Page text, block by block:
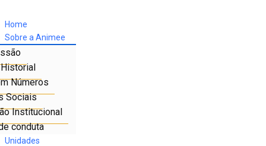
Home
Sobre a Animee
Números
Sociais
Institucional
conduta
Unidades